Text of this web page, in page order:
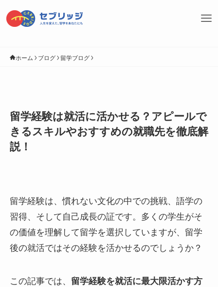
ホーム ブログ 留学ブログ
留学経験は就活に活かせる？アピールで
きるスキルやおすすめの就職先を徹底解
説！
留学経験は、慣れない文化の中での挑戦、語学の
習得、そして自己成長の証です。多くの学生がそ
の価値を理解して留学を選択していますが、留学
後の就活ではその経験を活かせるのでしょうか？
この記事では、 留学経験を就活に最大限活かす方